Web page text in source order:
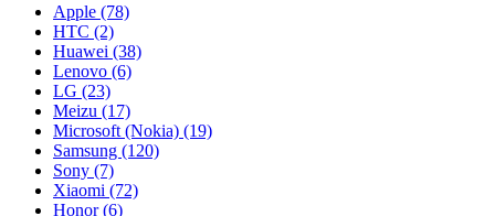
Apple (78)
HTC (2)
Huawei (38)
Lenovo (6)
LG (23)
Meizu (17)
Microsoft (Nokia) (19)
Samsung (120)
Sony (7)
Xiaomi (72)
Honor (6)